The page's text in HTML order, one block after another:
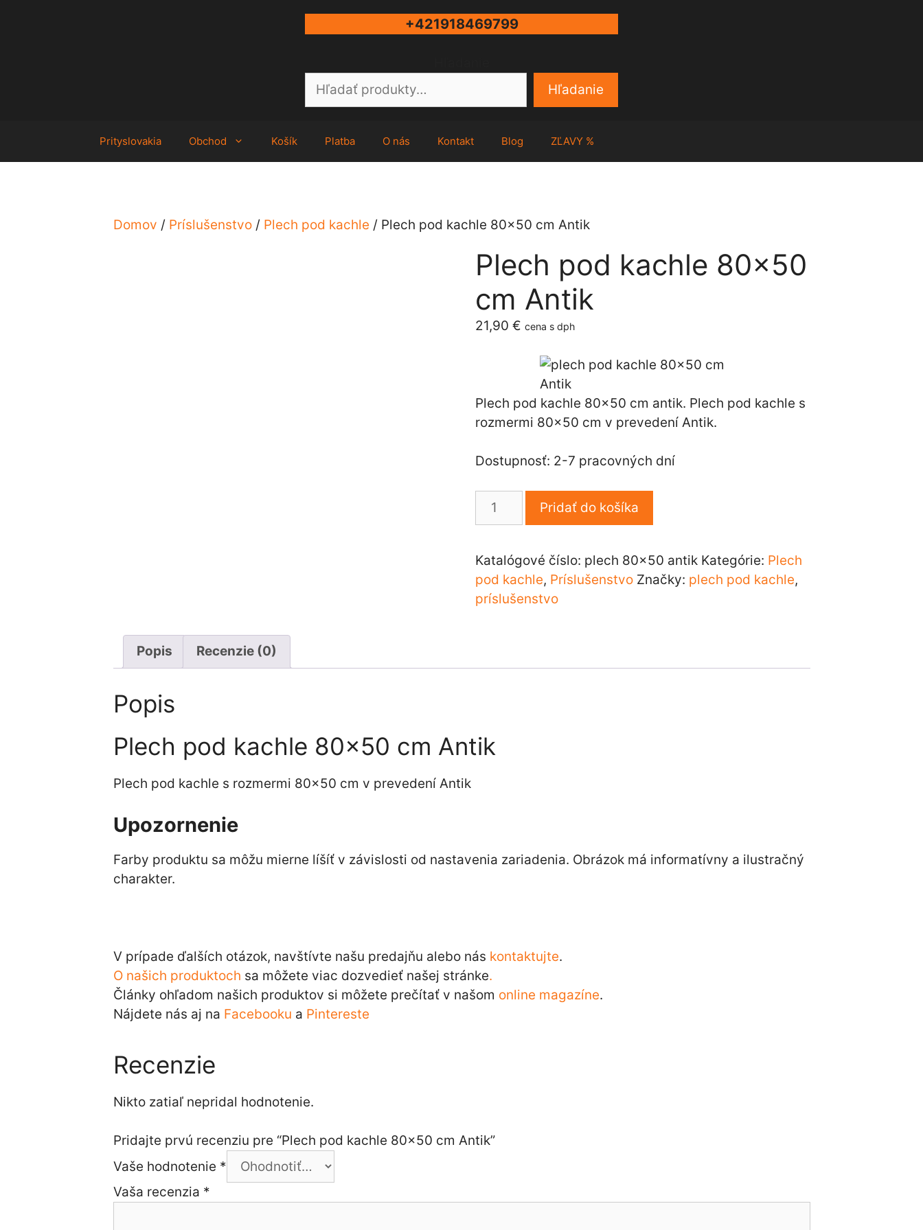
+421918469799
Hľadanie
Prityslovakia Obchod Košík Platba O nás Kontakt Blog ZĽAVY %
Domov / Príslušenstvo/ Plech pod kachle / Plech pod kachle 80×50 cm Antik
Plech pod kachle 80×50
cm Antik
21,90€ cena s dph
Plech pod kachle 80×50 cm antik. Plech pod kachle s
rozmermi 80×50 cm v prevedení Antik.
Dostupnosť: 2-7 pracovných dní
množstvo
kachle
80×50
cm
Pridať do košíka
Katalógové číslo: plech 80x50 antik Kategórie: Plech
pod kachle, Príslušenstvo Značky: plech pod kachle,
príslušenstvo
Popis Recenzie (0)
Popis
Plech pod kachle 80×50 cm Antik
Plech pod kachle s rozmermi 80×50 cm v prevedení Antik
Upozornenie
Farby produktu sa môžu mierne líšíť v závislosti od nastavenia zariadenia. Obrázok má informatívny a ilustračný
charakter.
V prípade ďalších otázok, navštívte našu predajňu alebo nás kontaktujte.
O našich produktoch sa môžete viac dozvedieť našej stránke.
Články ohľadom našich produktov si môžete prečítať v našom online magazíne.
Nájdete nás aj na Facebooku a Pintereste
Recenzie
Nikto zatiaľ nepridal hodnotenie.
Pridajte prvú recenziu pre “Plech pod kachle 80×50 cm Antik”
Vaše hodnotenie *
Vaša recenzia *